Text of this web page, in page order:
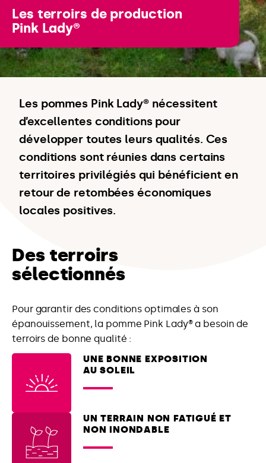
Les terroirs de production
Pink Lady®
Les pommes Pink Lady® nécessitent
d’excellentes conditions pour
développer toutes leurs qualités. Ces
conditions sont réunies dans certains
territoires privilégiés qui bénéficient en
retour de retombées économiques
locales positives.
Des terroirs
sélectionnés
Pour garantir des conditions optimales à son
épanouissement, la pomme Pink Lady® a besoin de
terroirs de bonne qualité :
UNE BONNE EXPOSITION
AU SOLEIL
UN TERRAIN NON FATIGUÉ ET
NON INONDABLE